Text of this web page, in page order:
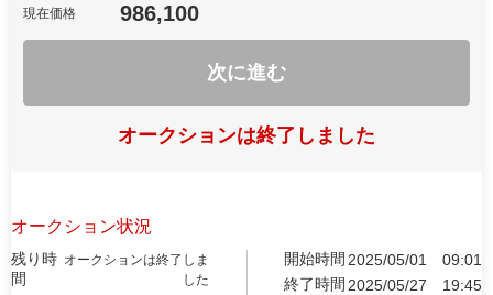
現在価格 986,100
次に進む
オークションは終了しました
オークション状況
残り時
間
オークションは終了しま
した
開始時間 2025/05/01
09:01
終了時間 2025/05/27
19:45